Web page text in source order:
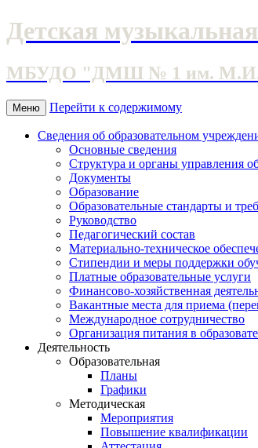
Детская
МБУДО "ДМШ № 1 им. М.И.
Меню Перейти к содержимому
Сведения об образовательном
Основные сведения
Структура и органы управления
Документы
Образование
Образовательные стандарты и
Руководство
Педагогический состав
Материально-техническое
Стипендии и меры поддержки
Платные образовательные услуги
Финансово-хозяйственная
Вакантные места для приема
Международное сотрудничество
Организация питания в
Деятельность
Образовательная
Планы
Графики
Методическая
Мероприятия
Повышение квалификации